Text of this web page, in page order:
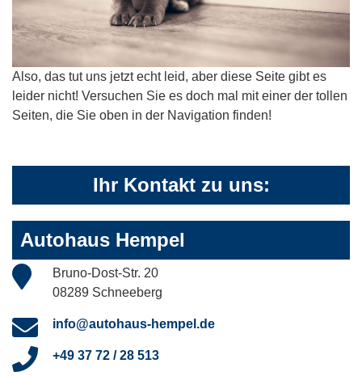
Also, das tut uns jetzt echt leid, aber diese Seite gibt es
leider nicht! Versuchen Sie es doch mal mit einer der tollen
Seiten, die Sie oben in der Navigation finden!
Ihr Kontakt zu uns:
Autohaus Hempel
Bruno-Dost-Str. 20
08289 Schneeberg
info@autohaus-hempel.de
+49 37 72 / 28 513